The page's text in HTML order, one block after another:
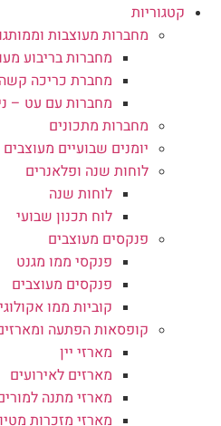
קטגוריות
מחברות מעוצבות
מחברות בריבוע
מחברת כריכה
מחברות עם עט –
מחברות מתכונים
יומנים שבועיים מעוצבים
לוחות שנה ופלאנרים
לוחות שנה
לוח תכנון שבועי
פנקסים מעוצבים
פנקסי ממו מגנט
פנקסים מעוצבים
קוביות ממו
קופסאות הפתעה ומארזים
מארזי יין
מארזים לאירועים
מארזי מתנה למורים
מארזי מזכרות